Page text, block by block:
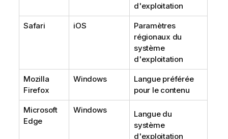
d'exploitation
Safari iOS
Paramètres
régionaux du
système
d'exploitation
Mozilla
Firefox
Windows
Langue préférée
pour le contenu
Microsoft
Edge
Windows
Langue du
système
d'exploitation